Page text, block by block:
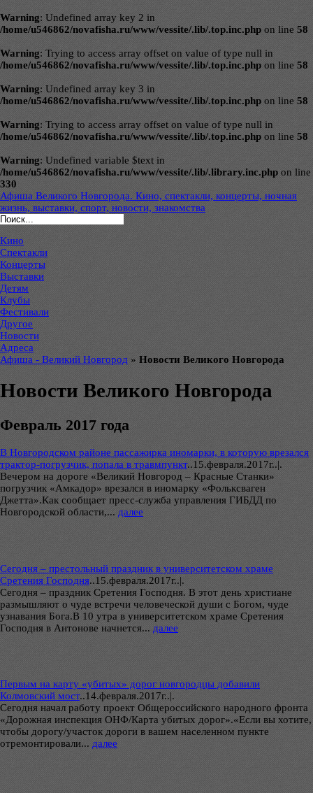
Warning: Undefined array key 2 in
/home/u546862/novafisha.ru/www/vessite/.lib/.top.inc.php on line 58
Warning: Trying to access array offset on value of type null in
/home/u546862/novafisha.ru/www/vessite/.lib/.top.inc.php on line 58
Warning: Undefined array key 3 in
/home/u546862/novafisha.ru/www/vessite/.lib/.top.inc.php on line 58
Warning: Trying to access array offset on value of type null in
/home/u546862/novafisha.ru/www/vessite/.lib/.top.inc.php on line 58
Warning: Undefined variable $text in
/home/u546862/novafisha.ru/www/vessite/.lib/.library.inc.php on line
330
Афиша Великого Новгорода. Кино, спектакли, концерты, ночная
жизнь, выставки, спорт, новости, знакомства
Кино
Спектакли
Концерты
Выставки
Детям
Клубы
Фестивали
Другое
Новости
Адреса
Афиша - Великий Новгород » Новости Великого Новгорода
Новости Великого Новгорода
Февраль 2017 года
В Новгородском районе пассажирка иномарки, в которую врезался
трактор-погрузчик, попала в травмпункт..15.февраля.2017г..|.
Вечером на дороге «Великий Новгород – Красные Станки»
погрузчик «Амкадор» врезался в иномарку «Фольксваген
Джетта».Как сообщает пресс-служба управления ГИБДД по
Новгородской области,... далее
Сегодня – престольный праздник в университетском храме
Сретения Господня..15.февраля.2017г..|.
Сегодня – праздник Сретения Господня. В этот день христиане
размышляют о чуде встречи человеческой души с Богом, чуде
узнавания Бога.В 10 утра в университетском храме Сретения
Господня в Антонове начнется... далее
Первым на карту «убитых» дорог новгородцы добавили
Колмовский мост..14.февраля.2017г..|.
Сегодня начал работу проект Общероссийского народного фронта
«Дорожная инспекция ОНФ/Карта убитых дорог».«Если вы хотите,
чтобы дорогу/участок дороги в вашем населенном пункте
отремонтировали... далее